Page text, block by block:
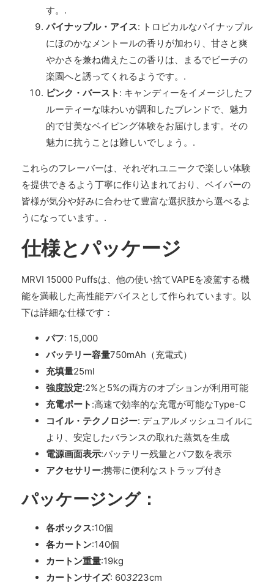
す。.
パイナップル・アイス: トロピカルなパイナップル
にほのかなメントールの香りが加わり、甘さと爽
やかさを兼ね備えたこの香りは、まるでビーチの
楽園へと誘ってくれるようです。.
ピンク・バースト : キャンディーをイメージしたフ
ルーティーな味わいが調和したブレンドで、魅力
的で甘美なベイピング体験をお届けします。その
魅力に抗うことは難しいでしょう。.
これらのフレーバーは、それぞれユニークで楽しい体験
を提供できるよう丁寧に作り込まれており、ベイパーの
皆様が気分や好みに合わせて豊富な選択肢から選べるよ
うになっています。.
仕様とパッケージ
MRVI 15000 Puffsは、他の使い捨てVAPEを凌駕する機
能を満載した高性能デバイスとして作られています。以
下は詳細な仕様です：
パフ: 15,000
バッテリー容量750mAh（充電式）
充填量25ml
強度設定:2%と5%の両方のオプションが利用可能
充電ポート :高速で効率的な充電が可能なType-C
コイル・テクノロジー: デュアルメッシュコイルに
より、安定したバランスの取れた蒸気を生成
電源画面表示:バッテリー残量とパフ数を表示
アクセサリー:携帯に便利なストラップ付き
パッケージング：
各ボックス:10個
各カートン:140個
カートン重量:19kg
カートンサイズ: 603223cm